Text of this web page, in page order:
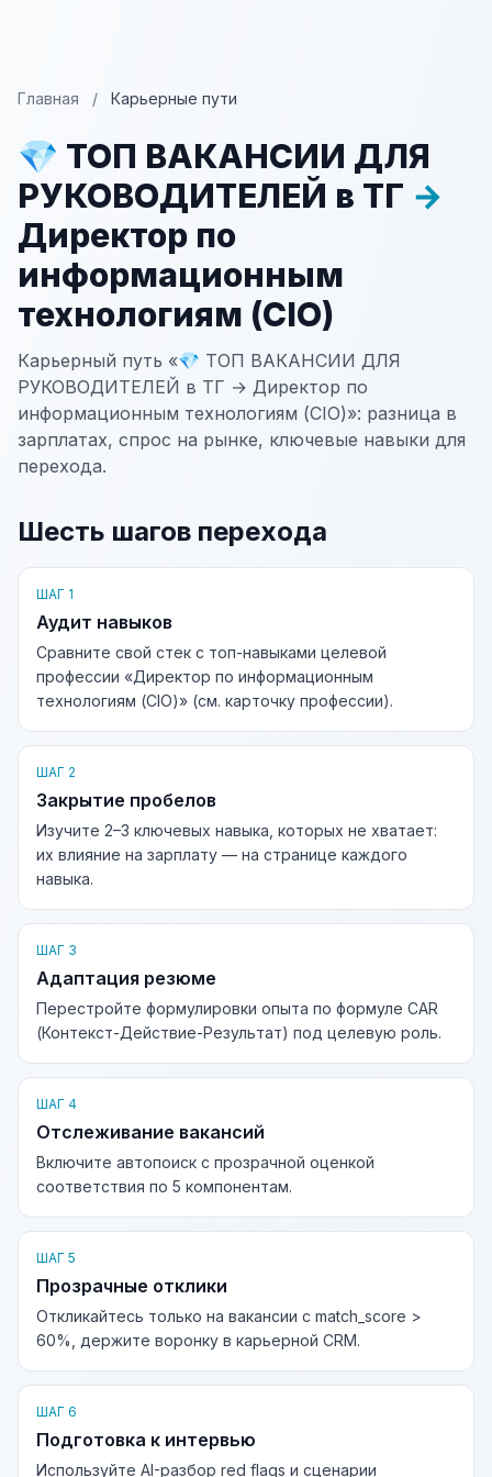
Главная / Карьерные пути
💎 ТОП ВАКАНСИИ ДЛЯ
РУКОВОДИТЕЛЕЙ в ТГ →
Директор по
информационным
технологиям (CIO)
Карьерный путь «💎 ТОП ВАКАНСИИ ДЛЯ
РУКОВОДИТЕЛЕЙ в ТГ → Директор по
информационным технологиям (CIO)»: разница в
зарплатах, спрос на рынке, ключевые навыки для
перехода.
Шесть шагов перехода
ШАГ 1
Аудит навыков
Сравните свой стек с топ-навыками целевой
профессии «Директор по информационным
технологиям (CIO)» (см. карточку профессии).
ШАГ 2
Закрытие пробелов
Изучите 2–3 ключевых навыка, которых не хватает:
их влияние на зарплату — на странице каждого
навыка.
ШАГ 3
Адаптация резюме
Перестройте формулировки опыта по формуле CAR
(Контекст-Действие-Результат) под целевую роль.
ШАГ 4
Отслеживание вакансий
Включите автопоиск с прозрачной оценкой
соответствия по 5 компонентам.
ШАГ 5
Прозрачные отклики
Откликайтесь только на вакансии с match_score >
60%, держите воронку в карьерной CRM.
ШАГ 6
Подготовка к интервью
Используйте AI-разбор red flags и сценарии